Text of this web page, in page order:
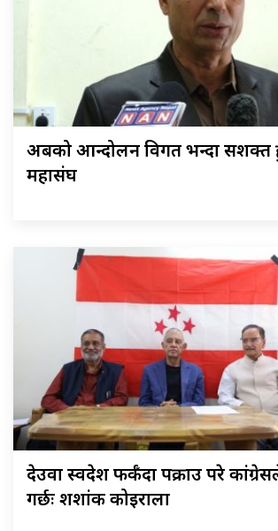
अबको आन्दोलन विगत भन्दा सशक्त
महासंघ
देउवा स्वदेश फर्कँदा पक्राउ परे
गर्छः शशांक कोइराला